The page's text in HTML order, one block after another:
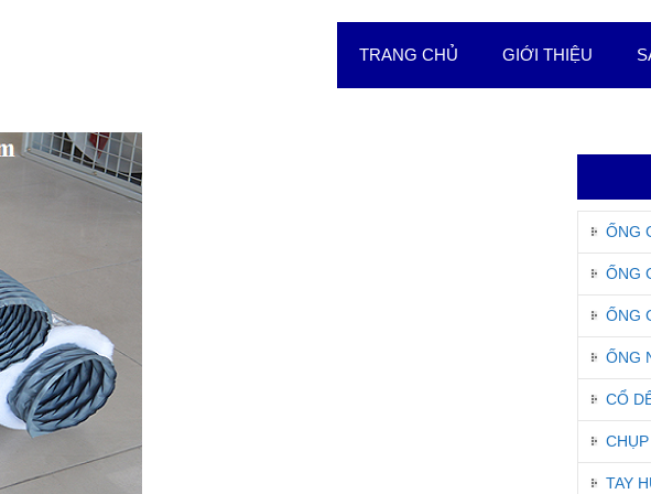
TRANG CHỦ GIỚI THIỆU
ỐNG
ỐNG
ỐNG
ỐNG
CỔ
TAY